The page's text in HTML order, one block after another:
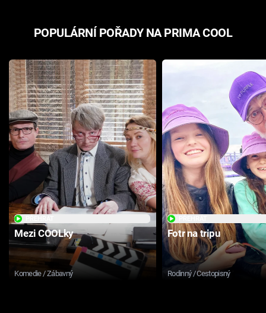
POPULÁRNÍ POŘADY NA PRIMA COOL
Mezi COOLky
Komedie / Zábavný
Fotr na tripu
Rodinný / Cestopisný